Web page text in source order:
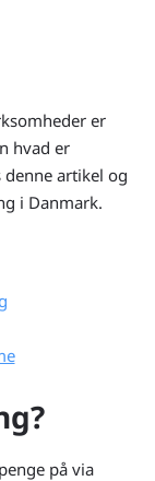
er
hvad er
artikel og
i Danmark.
på via